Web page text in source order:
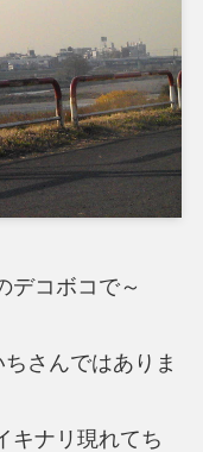
デコボコで～
さんではありま
キナリ現れてち